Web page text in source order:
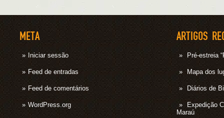
META
Iniciar sessão
Feed de entradas
Feed de comentários
WordPress.org
ARTIGOS
Pré-estreia
Mapa dos
Diários de
Expedição
Maraú